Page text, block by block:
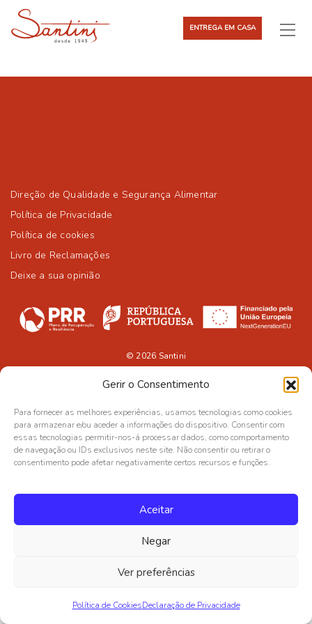
Gerir o Consentimento
Para fornecer as melhores experiências, usamos tecnologias como cookies
para armazenar e/ou aceder a informações do dispositivo. Consentir com
essas tecnologias permitir-nos-á processar dados, como comportamento
de navegação ou IDs exclusivos neste site. Não consentir ou retirar o
consentimento pode afetar negativamente certos recursos e funções.
Aceitar
Negar
Ver preferências
Política de CookiesDeclaração de Privacidade
ENTREGA EM CASA
Direção de Qualidade e Segurança Alimentar
Política de Privacidade
Política de cookies
Livro de Reclamações
Deixe a sua opinião
© 2026 Santini